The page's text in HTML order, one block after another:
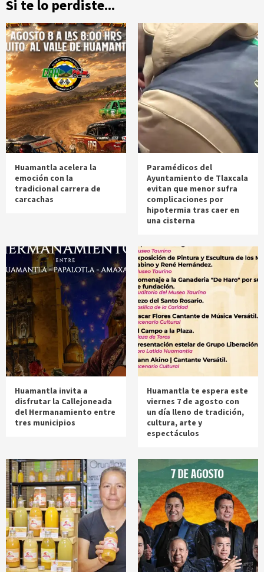
Si te lo perdiste...
Huamantla acelera la
emoción con la
tradicional carrera de
carcachas
Paramédicos del
Ayuntamiento de Tlaxcala
evitan que menor sufra
complicaciones por
hipotermia tras caer en
una cisterna
Huamantla invita a
disfrutar la Callejoneada
del Hermanamiento entre
tres municipios
Huamantla te espera este
viernes 7 de agosto con
un día lleno de tradición,
cultura, arte y
espectáculos